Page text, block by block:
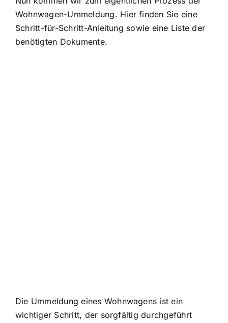
Wohnwagen-Ummeldung. Hier finden Sie eine
Schritt-für-Schritt-Anleitung sowie eine Liste der
benötigten Dokumente.
Die Ummeldung eines Wohnwagens ist ein
wichtiger Schritt, der sorgfältig durchgeführt